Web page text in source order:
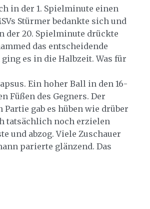
in der 1. Spielminute einen
Stürmer bedankte sich und
der 20. Spielminute drückte
das entscheidende
es in die Halbzeit. Was für
Ein hoher Ball in den 16-
Füßen des Gegners. Der
gab es hüben wie drüber
tatsächlich noch erzielen
und abzog. Viele Zuschauer
parierte glänzend. Das